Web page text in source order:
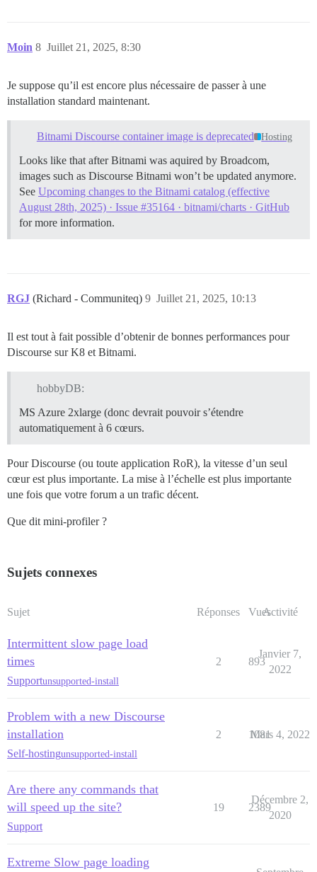
Moin Juillet 21, 2025, 8:30
8
Je suppose qu’il est encore plus nécessaire de passer à une
installation standard maintenant.
Bitnami Discourse container image is deprecated Hosting
Looks like that after Bitnami was aquired by Broadcom,
images such as Discourse Bitnami won’t be updated anymore.
See Upcoming changes to the Bitnami catalog (effective
August 28th, 2025) · Issue #35164 · bitnami/charts · GitHub
for more information.
RGJ (Richard - Communiteq) Juillet 21, 2025, 10:13
9
Il est tout à fait possible d’obtenir de bonnes performances pour
Discourse sur K8 et Bitnami.
hobbyDB:
MS Azure 2xlarge (donc devrait pouvoir s’étendre
automatiquement à 6 cœurs.
Pour Discourse (ou toute application RoR), la vitesse d’un seul
cœur est plus importante. La mise à l’échelle est plus importante
une fois que votre forum a un trafic décent.
Que dit mini-profiler ?
Sujets connexes
Sujet Réponses VuesActivité
Intermittent slow page load
times
Supportunsupported-install
2 893
Janvier 7,
2022
Problem with a new Discourse
installation
Self-hostingunsupported-install
2 1081
Mars 4, 2022
Are there any commands that
will speed up the site?
Support
19 2389
Décembre 2,
2020
Extreme Slow page loading